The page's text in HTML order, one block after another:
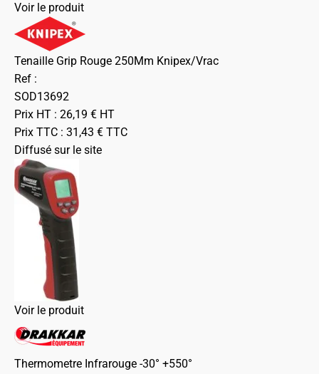
Voir le produit
Tenaille Grip Rouge 250Mm Knipex/Vrac
Ref :
SOD13692
Prix HT : 26,19 € HT
Prix TTC : 31,43 € TTC
Diffusé sur le site
Voir le produit
Thermometre Infrarouge -30° +550°